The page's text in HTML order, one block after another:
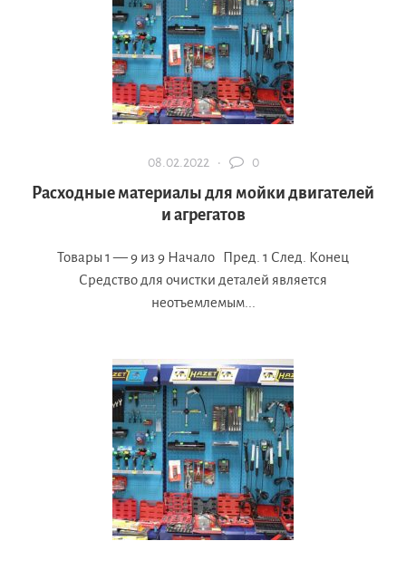
08.02.2022 · 0
Расходные материалы для мойки двигателей
и агрегатов
Товары 1 — 9 из 9 Начало Пред. 1 След. Конец
Средство для очистки деталей является
неотъемлемым...